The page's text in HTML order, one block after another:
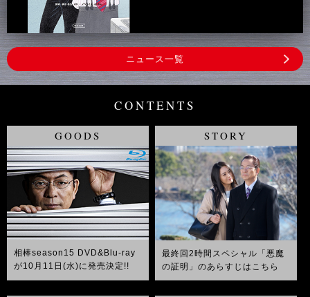
ニュース一覧
CONTENTS
GOODS
相棒season15 DVD&Blu-ray
が10月11日(水)に発売決定!!
STORY
最終回2時間スペシャル「悪魔
の証明」のあらすじはこちら